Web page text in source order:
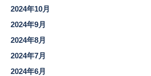
2024年10月
2024年9月
2024年8月
2024年7月
2024年6月